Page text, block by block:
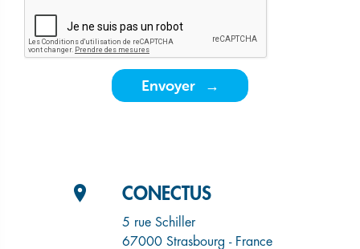
Envoyer
CONECTUS
5 rue Schiller
67000 Strasbourg - France